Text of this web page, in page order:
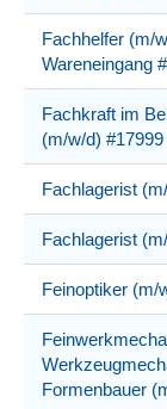
Fachhelfer (m/
Wareneingang
Fachkraft im
(m/w/d) #17999
Fachlagerist
Fachlagerist
Feinoptiker (m/
Formenbauer